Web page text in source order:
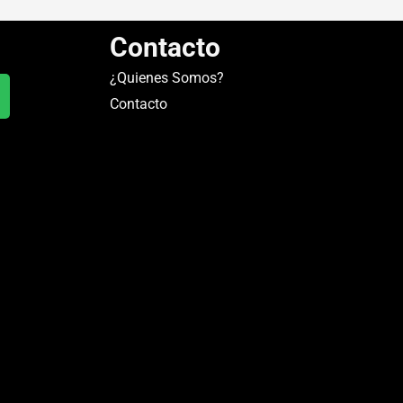
Contacto
¿Quienes Somos?
Contacto